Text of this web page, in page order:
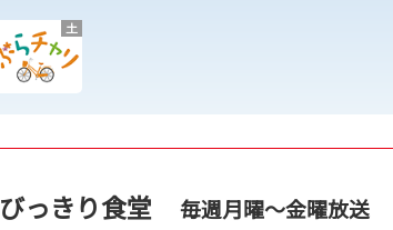
土
っきり食堂 毎週月曜～金曜放送